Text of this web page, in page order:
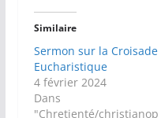
Similaire
Sermon sur la Croisade
Eucharistique
4 février 2024
Dans
"Chretienté/christianop